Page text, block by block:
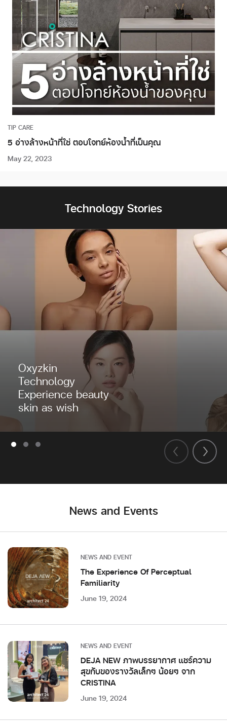
TIP CARE
5 อ่างล้างหน้าที่ใช่ ตอบโจทย์ห้องน้ำที่เป็นคุณ
May 22, 2023
Technology Stories
Oxyzkin
Technology
Experience beauty
skin as wish
News and Events
NEWS AND EVENT
The Experience Of Perceptual
Familiarity
June 19, 2024
NEWS AND EVENT
DEJA NEW ภาพบรรยากาศ แชร์ความ
สุขกับของรางวัลเล็กๆ น้อยๆ จาก
CRISTINA
June 19, 2024